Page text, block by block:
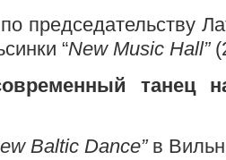
председательству
“New Music Hall”
танец
Baltic Dance” в